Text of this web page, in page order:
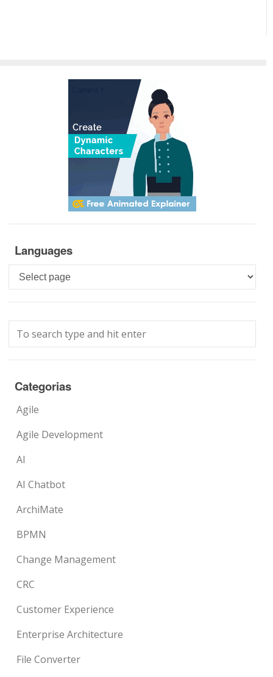
Languages
Languages
Categorias
Agile
Agile Development
AI
AI Chatbot
ArchiMate
BPMN
Change Management
CRC
Customer Experience
Enterprise Architecture
File Converter